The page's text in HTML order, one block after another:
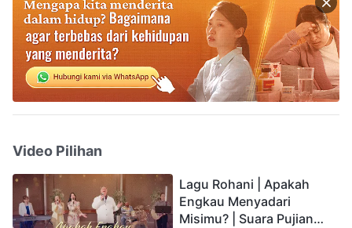
Video Pilihan
Lagu Rohani | Apakah
Engkau Menyadari
Misimu? | Suara Pujian